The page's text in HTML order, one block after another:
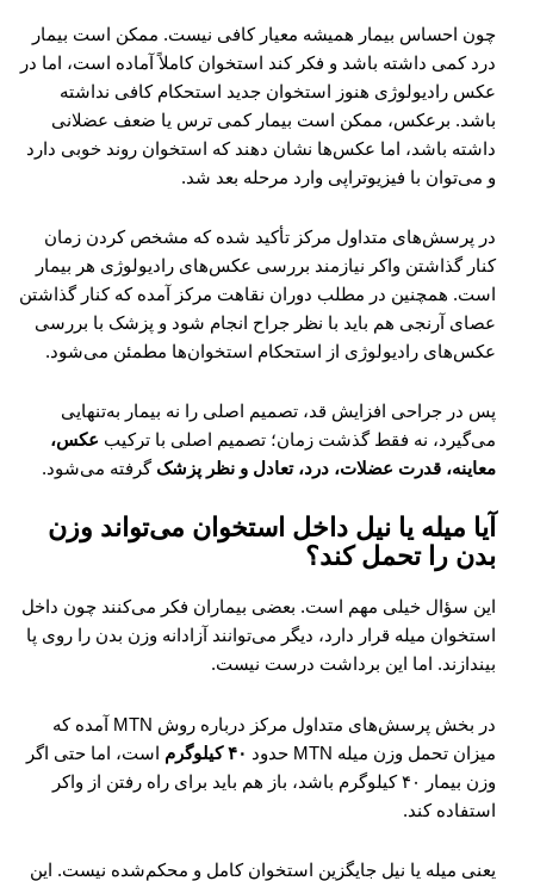
چون احساس بیمار همیشه معیار کافی نیست. ممکن است بیمار
درد کمی داشته باشد و فکر کند استخوان کاملاً آماده است، اما در
عکس رادیولوژی هنوز استخوان جدید استحکام کافی نداشته
باشد. برعکس، ممکن است بیمار کمی ترس یا ضعف عضلانی
داشته باشد، اما عکس‌ها نشان دهند که استخوان روند خوبی دارد
و می‌توان با فیزیوتراپی وارد مرحله بعد شد.
در پرسش‌های متداول مرکز تأکید شده که مشخص کردن زمان
کنار گذاشتن واکر نیازمند بررسی عکس‌های رادیولوژی هر بیمار
است. همچنین در مطلب دوران نقاهت مرکز آمده که کنار گذاشتن
عصای آرنجی هم باید با نظر جراح انجام شود و پزشک با بررسی
عکس‌های رادیولوژی از استحکام استخوان‌ها مطمئن می‌شود.
پس در جراحی افزایش قد، تصمیم اصلی را نه بیمار به‌تنهایی
می‌گیرد، نه فقط گذشت زمان؛ تصمیم اصلی با ترکیبعکس،
معاینه، قدرت عضلات، درد، تعادل و نظر پزشکگرفته می‌شود.
آیا میله یا نیل داخل استخوان می‌تواند وزن
بدن را تحمل کند؟
این سؤال خیلی مهم است. بعضی بیماران فکر می‌کنند چون داخل
استخوان میله قرار دارد، دیگر می‌توانند آزادانه وزن بدن را روی پا
بیندازند. اما این برداشت درست نیست.
در بخش پرسش‌های متداول مرکز درباره روش MTN آمده که
میزان تحمل وزن میله MTN حدود
۴۰ کیلوگرم
است، اما حتی اگر
وزن بیمار ۴۰ کیلوگرم باشد، باز هم باید برای راه رفتن از واکر
استفاده کند.
یعنی میله یا نیل جایگزین استخوان کامل و محکم‌شده نیست. این